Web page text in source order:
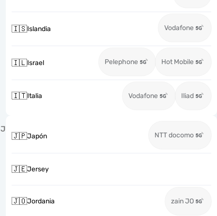
🇮🇸Islandia Vodafone
🇮🇱Israel Pelephone Hot Mobile
🇮🇹Italia Vodafone Iliad
J
🇯🇵Japón NTT docomo
🇯🇪Jersey
🇯🇴Jordania zain JO